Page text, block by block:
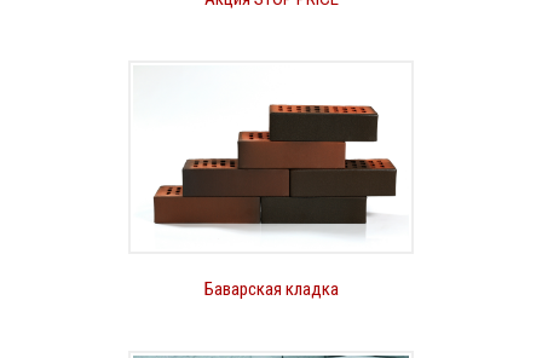
Баварская кладка